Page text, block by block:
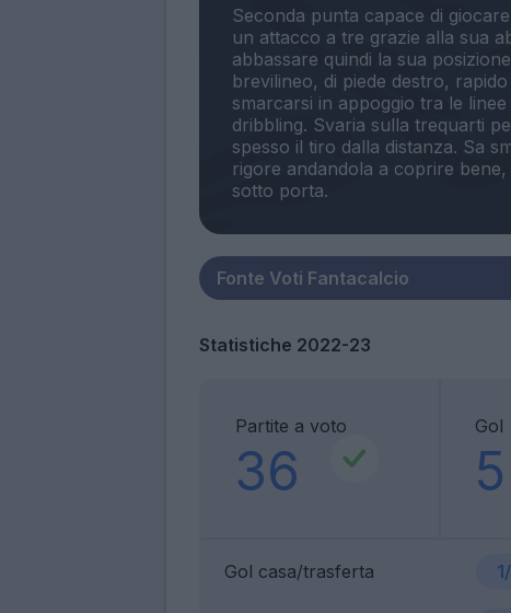
Seconda punta capace di
un attacco a tre grazie alla sua
abbassare quindi la sua
brevilineo, di piede destro,
smarcarsi in appoggio tra le
dribbling. Svaria sulla trequarti
spesso il tiro dalla distanza. Sa
rigore andandola a coprire
Statistiche 2022-23
Partite a voto
36
Gol
5
Gol casa/trasferta